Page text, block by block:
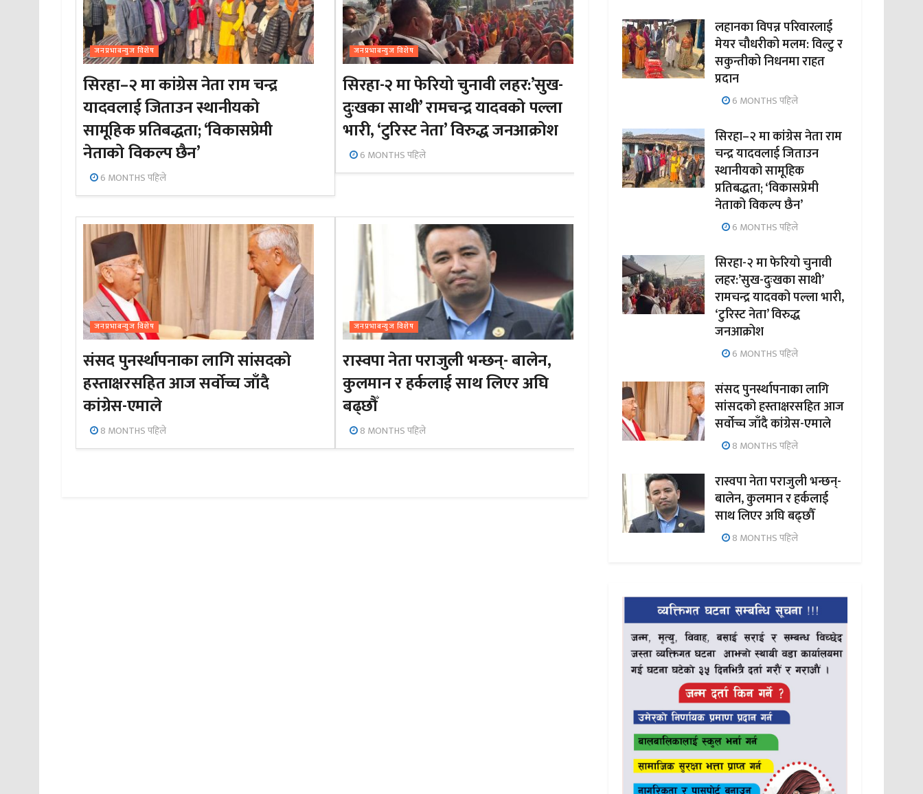
जनप्रभाबन्युज विशेष
सिरहा–२ मा कांग्रेस नेता राम चन्द्र
यादवलाई जिताउन स्थानीयको
सामूहिक प्रतिबद्धता; ‘विकासप्रेमी
नेताको विकल्प छैन’
6 MONTHS पहिले
जनप्रभाबन्युज विशेष
सिरहा-२ मा फेरियो चुनावी लहर:’सुख-
दुःखका साथी’ रामचन्द्र यादवको पल्ला
भारी, ‘टुरिस्ट नेता’ विरुद्ध जनआक्रोश
6 MONTHS पहिले
जनप्रभाबन्युज विशेष
संसद पुनर्स्थापनाका लागि सांसदको
हस्ताक्षरसहित आज सर्वोच्च जाँदै
कांग्रेस-एमाले
8 MONTHS पहिले
जनप्रभाबन्युज विशेष
रास्वपा नेता पराजुली भन्छन्- बालेन,
कुलमान र हर्कलाई साथ लिएर अघि
बढ्छौँ
8 MONTHS पहिले
लहानका विपन्न परिवारलाई
मेयर चौधरीको मलम: विल्टु र
सकुन्तीको निधनमा राहत
प्रदान
6 MONTHS पहिले
सिरहा–२ मा कांग्रेस नेता राम
चन्द्र यादवलाई जिताउन
स्थानीयको सामूहिक
प्रतिबद्धता; ‘विकासप्रेमी
नेताको विकल्प छैन’
6 MONTHS पहिले
सिरहा-२ मा फेरियो चुनावी
लहर:’सुख-दुःखका साथी’
रामचन्द्र यादवको पल्ला भारी,
‘टुरिस्ट नेता’ विरुद्ध
जनआक्रोश
6 MONTHS पहिले
संसद पुनर्स्थापनाका लागि
सांसदको हस्ताक्षरसहित आज
सर्वोच्च जाँदै कांग्रेस-एमाले
8 MONTHS पहिले
रास्वपा नेता पराजुली भन्छन्-
बालेन, कुलमान र हर्कलाई
साथ लिएर अघि बढ्छौँ
8 MONTHS पहिले